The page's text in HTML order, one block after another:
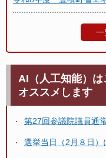
一
AI（人工知能）
オススメします
第27回参議院議員通
選挙当日（2月８日